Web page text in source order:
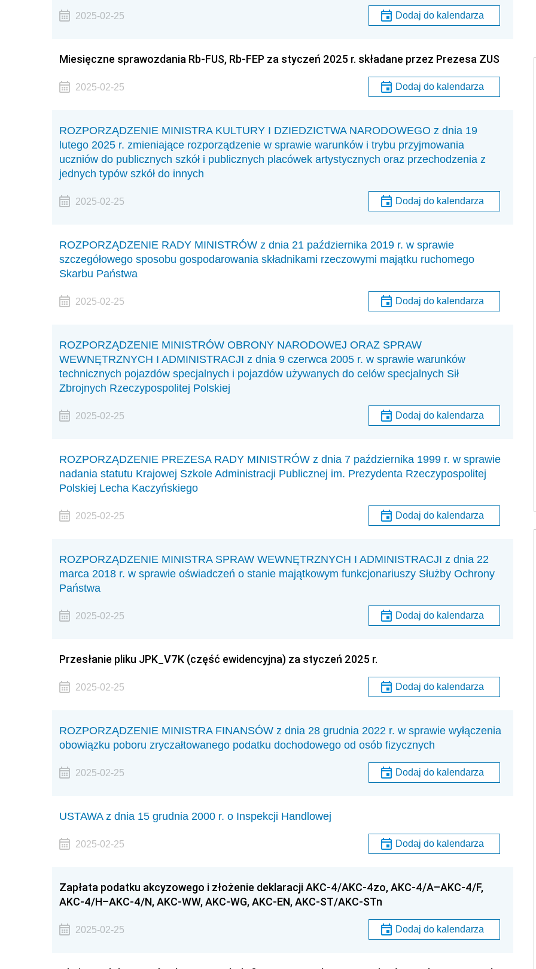
2025-02-25 Dodaj do kalendarza
Miesięczne sprawozdania Rb-FUS, Rb-FEP za styczeń 2025 r. składane przez Prezesa ZUS
2025-02-25 Dodaj do kalendarza
ROZPORZĄDZENIE MINISTRA KULTURY I DZIEDZICTWA NARODOWEGO z dnia 19
lutego 2025 r. zmieniające rozporządzenie w sprawie warunków i trybu przyjmowania
uczniów do publicznych szkół i publicznych placówek artystycznych oraz przechodzenia z
jednych typów szkół do innych
2025-02-25 Dodaj do kalendarza
ROZPORZĄDZENIE RADY MINISTRÓW z dnia 21 października 2019 r. w sprawie
szczegółowego sposobu gospodarowania składnikami rzeczowymi majątku ruchomego
Skarbu Państwa
2025-02-25 Dodaj do kalendarza
ROZPORZĄDZENIE MINISTRÓW OBRONY NARODOWEJ ORAZ SPRAW
WEWNĘTRZNYCH I ADMINISTRACJI z dnia 9 czerwca 2005 r. w sprawie warunków
technicznych pojazdów specjalnych i pojazdów używanych do celów specjalnych Sił
Zbrojnych Rzeczypospolitej Polskiej
2025-02-25 Dodaj do kalendarza
ROZPORZĄDZENIE PREZESA RADY MINISTRÓW z dnia 7 października 1999 r. w sprawie
nadania statutu Krajowej Szkole Administracji Publicznej im. Prezydenta Rzeczypospolitej
Polskiej Lecha Kaczyńskiego
2025-02-25 Dodaj do kalendarza
ROZPORZĄDZENIE MINISTRA SPRAW WEWNĘTRZNYCH I ADMINISTRACJI z dnia 22
marca 2018 r. w sprawie oświadczeń o stanie majątkowym funkcjonariuszy Służby Ochrony
Państwa
2025-02-25 Dodaj do kalendarza
Przesłanie pliku JPK_V7K (część ewidencyjna) za styczeń 2025 r.
2025-02-25 Dodaj do kalendarza
ROZPORZĄDZENIE MINISTRA FINANSÓW z dnia 28 grudnia 2022 r. w sprawie wyłączenia
obowiązku poboru zryczałtowanego podatku dochodowego od osób fizycznych
2025-02-25 Dodaj do kalendarza
USTAWA z dnia 15 grudnia 2000 r. o Inspekcji Handlowej
2025-02-25 Dodaj do kalendarza
Zapłata podatku akcyzowego i złożenie deklaracji AKC-4/AKC-4zo, AKC-4/A–AKC-4/F,
AKC-4/H–AKC-4/N, AKC-WW, AKC-WG, AKC-EN, AKC-ST/AKC-STn
2025-02-25 Dodaj do kalendarza